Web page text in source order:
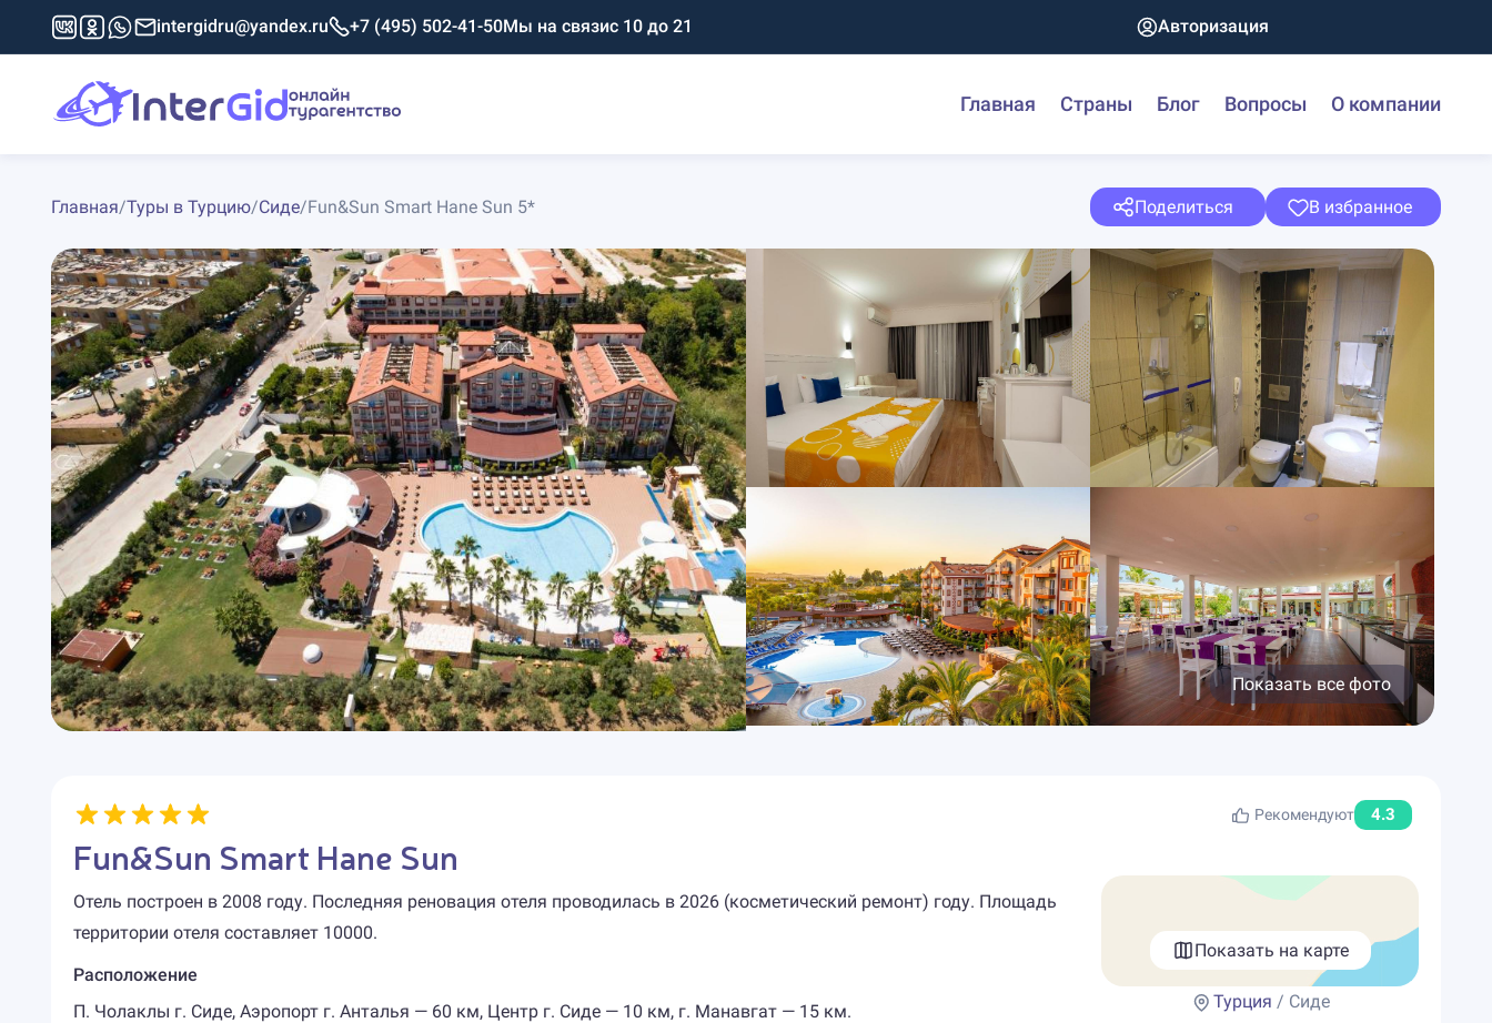
intergidru@yandex.ru +7 (495) 502-41-50Мы на связис 10 до 21 Авторизация
Главная Страны Блог Вопросы О компании
Главная/Туры в Турцию/Сиде/Fun&Sun Smart Hane Sun 5* Поделиться В избранное
Показать все фото
Рекомендуют 4.3
Fun&Sun Smart Hane Sun
Отель построен в 2008 году. Последняя реновация отеля проводилась в 2026 (косметический ремонт) году. Площадь
территории отеля составляет 10000.
Расположение
П. Чолаклы г. Сиде, Аэропорт г. Анталья — 60 км, Центр г. Сиде — 10 км, г. Манавгат — 15 км.
Показать на карте
Турция / Сиде